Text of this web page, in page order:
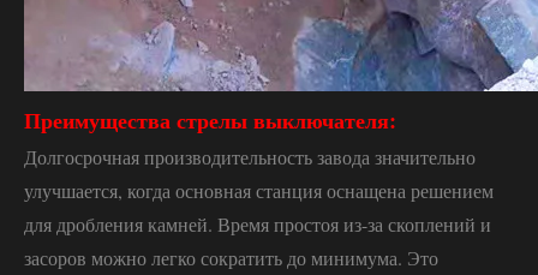
Преимущества стрелы выключателя:
Долгосрочная производительность завода значительно
улучшается, когда основная станция оснащена решением
для дробления камней. Время простоя из-за скоплений и
засоров можно легко сократить до минимума. Это